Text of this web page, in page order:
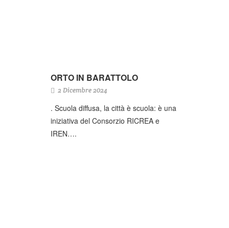
ORTO IN BARATTOLO
2 Dicembre 2024
. Scuola diffusa, la città è scuola: è una
iniziativa del Consorzio RICREA e
IREN….